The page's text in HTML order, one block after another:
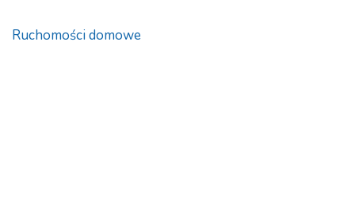
Ruchomości domowe